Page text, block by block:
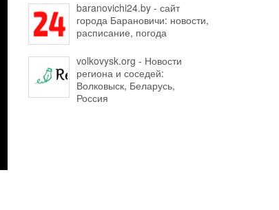
baranovichi24.by - сайт
города Барановичи: новости,
расписание, погода
volkovysk.org - Новости
региона и соседей:
Волковыск, Беларусь,
Россия